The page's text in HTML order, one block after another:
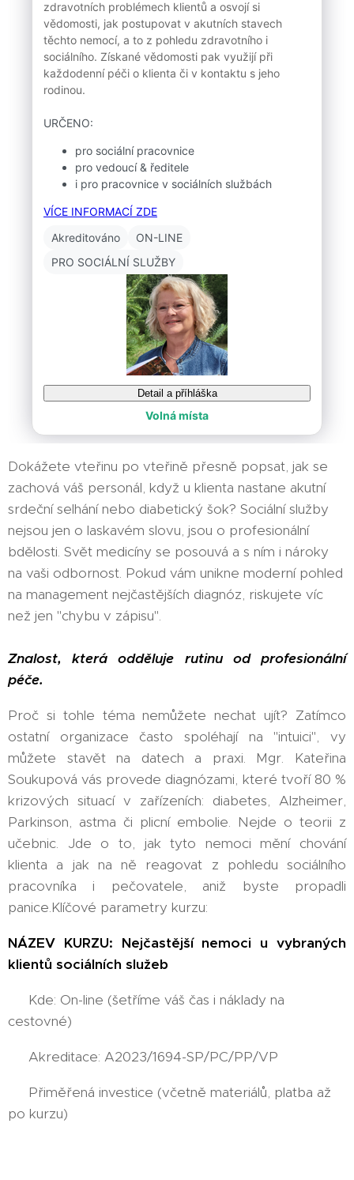
Dokážete vteřinu po vteřině přesně popsat, jak se
zachová váš personál, když u klienta nastane akutní
srdeční selhání nebo diabetický šok? Sociální služby
nejsou jen o laskavém slovu, jsou o profesionální
bdělosti. Svět medicíny se posouvá a s ním i nároky
na vaši odbornost. Pokud vám unikne moderní pohled
na management nejčastějších diagnóz, riskujete víc
než jen "chybu v zápisu".
Znalost, která odděluje rutinu od profesionální
péče.
Proč si tohle téma nemůžete nechat ujít? Zatímco
ostatní organizace často spoléhají na "intuici", vy
můžete stavět na datech a praxi. Mgr. Kateřina
Soukupová vás provede diagnózami, které tvoří 80 %
krizových situací v zařízeních: diabetes, Alzheimer,
Parkinson, astma či plicní embolie. Nejde o teorii z
učebnic. Jde o to, jak tyto nemoci mění chování
klienta a jak na ně reagovat z pohledu sociálního
pracovníka i pečovatele, aniž byste propadli
panice.Klíčové parametry kurzu:
NÁZEV KURZU: Nejčastější nemoci u vybraných
klientů sociálních služeb
💻 Kde: On-line (šetříme váš čas i náklady na
cestovné)
🎓 Akreditace: A2023/1694-SP/PC/PP/VP
💰 Přiměřená investice (včetně materiálů, platba až
po kurzu)